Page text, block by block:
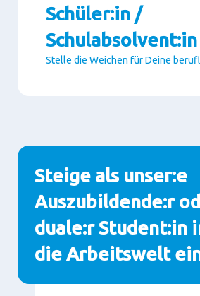
Schüler:in /
Schulabsolvent:in
Stelle die Weichen für Deine
Paragraphs
Steige als unser:e
Auszubildende:r
duale:r Student:in
die Arbeitswelt